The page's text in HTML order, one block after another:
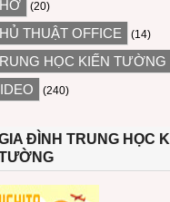
(20)
THUẬT OFFICE (14)
HỌC KIẾN TƯỜNG
(240)
ĐÌNH TRUNG HỌC